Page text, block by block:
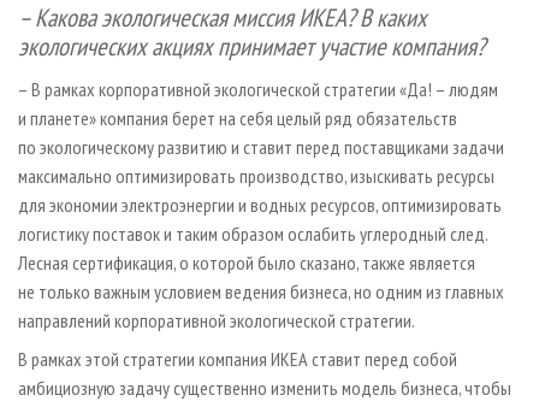
– Какова экологическая миссия ИКЕА? В каких
экологических акциях принимает участие компания?
– В рамках корпоративной экологической стратегии «Да! – людям
и планете» компания берет на себя целый ряд обязательств
по экологическому развитию и ставит перед поставщиками задачи
максимально оптимизировать производство, изыскивать ресурсы
для экономии электроэнергии и водных ресурсов, оптимизировать
логистику поставок и таким образом ослабить углеродный след.
Лесная сертификация, о которой было сказано, также является
не только важным условием ведения бизнеса, но одним из главных
направлений корпоративной экологической стратегии.
В рамках этой стратегии компания ИКЕА ставит перед собой
амбициозную задачу существенно изменить модель бизнеса, чтобы